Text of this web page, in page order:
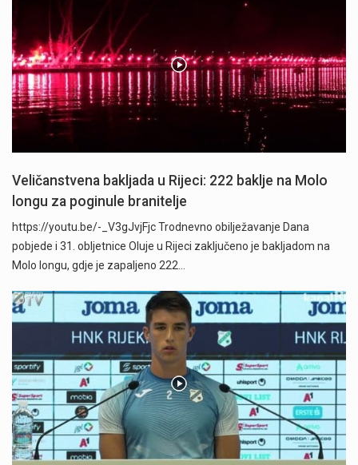
Veličanstvena bakljada u Rijeci: 222 baklje na Molo
longu za poginule branitelje
https://youtu.be/-_V3gJvjFjc Trodnevno obilježavanje Dana
pobjede i 31. obljetnice Oluje u Rijeci zaključeno je bakljadom na
Molo longu, gdje je zapaljeno 222…